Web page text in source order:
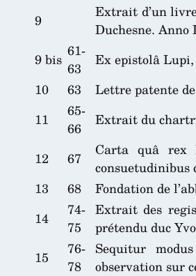
9
Extrait d’un
Duchesne. Anno
9 bis 61-
63
Ex epistolâ
10
63
Lettre patente
11
65-
66
Extrait du
12 67
Carta quâ rex
13
68
Fondation de
14
74-
75
Extrait des
prétendu duc
15
76-
78
Sequitur
observation sur